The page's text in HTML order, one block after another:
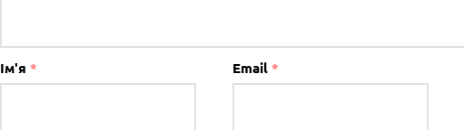
Ім'я * Email *